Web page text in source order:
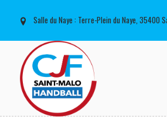
Salle du Naye : Terre-Plein du Naye, 35400